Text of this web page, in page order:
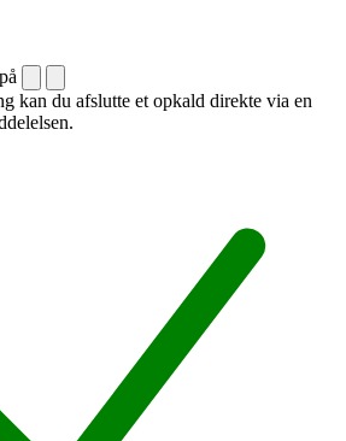
kan du afslutte et opkald direkte via en